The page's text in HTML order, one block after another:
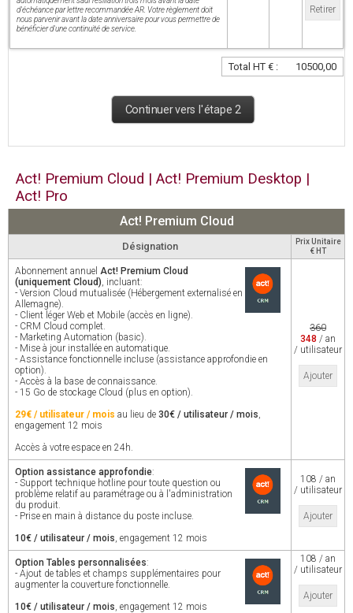
d'échéance par lettre recommandée AR. Votre règlement doit
nous parvenir avant la date anniversaire pour vous permettre de
bénéficier d'une continuité de service.
Retirer
Total HT € : 10500,00
Continuer vers l'étape 2
Act! Premium Cloud | Act! Premium Desktop |
Act! Pro
Act! Premium Cloud
Désignation
Prix Unitaire
€ HT
Abonnement annuel Act! Premium Cloud
(uniquement Cloud), incluant:
- Version Cloud mutualisée (Hébergement externalisé en
Allemagne).
- Client léger Web et Mobile (accès en ligne).
- CRM Cloud complet.
- Marketing Automation (basic).
- Mise à jour installée en automatique.
- Assistance fonctionnelle incluse (assistance approfondie en
option).
- Accès à la base de connaissance.
- 15 Go de stockage Cloud (plus en option).
29€ / utilisateur / mois au lieu de 30€ / utilisateur / mois,
engagement 12 mois
Accès à votre espace en 24h.
360
348 / an
/ utilisateur
Ajouter
Option assistance approfondie:
- Support technique hotline pour toute question ou
problème relatif au paramétrage ou à l'administration
du produit.
- Prise en main à distance du poste incluse.
10€ / utilisateur / mois, engagement 12 mois
108 / an
/ utilisateur
Ajouter
Option Tables personnalisées:
- Ajout de tables et champs supplémentaires pour
augmenter la couverture fonctionnelle.
10€ / utilisateur / mois, engagement 12 mois
108 / an
/ utilisateur
Ajouter